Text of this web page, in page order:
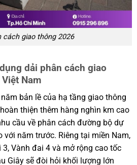
cách giao thông 2026
dải phân cách giao
Nam
bản lề của hạ tầng giao thông
thiện thêm hàng nghìn km cao
cầu về phân cách đường bộ dự
với năm trước. Riêng tại miền Nam,
Vành đai 4 và mở rộng cao tốc
Giây sẽ đòi hỏi khối lượng lớn